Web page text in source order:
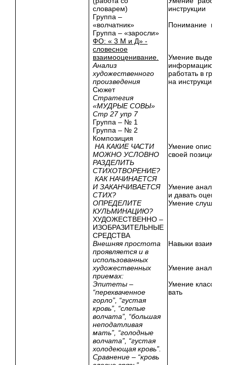
словарем)
Группа –
«волчатник»
Группа – «заросли»
ФО: « 3 М и Д» -
словесное
взаимооценивание.
Анализ
художественного
произведения
Сюжет
Стратегия
«МУДРЫЕ СОВЫ»
Стр 27 упр 7
Группа – № 1
Группа – № 2
Композиция
НА КАКИЕ ЧАСТИ
МОЖНО УСЛОВНО
РАЗДЕЛИТЬ
СТИХОТВОРЕНИЕ?
КАК НАЧИНАЕТСЯ
И ЗАКАНЧИВАЕТСЯ
СТИХ?
ОПРЕДЕЛИТЕ
КУЛЬМИНАЦИЮ?
ХУДОЖЕСТВЕННО –
ИЗОБРАЗИТЕЛЬНЫЕ
СРЕДСТВА
Внешняя простота
проявляется и в
использованных
художественных
приемах:
Эпитеты –
“перехваченное
горло”, “густая
кровь”, “слепые
волчата”, “большая
неподатливая
мать”, “голодные
волчата”, “густая
холодеющая кровь”.
Сравнение – “кровь
инструкции
Понимание
Умение
информацию,
работать в
на инструкцию
Умение
своей позиции
Умение
и давать оценку
Умение
Навыки
Умение
Умение
вать